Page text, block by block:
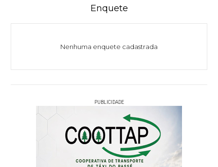
Enquete
Nenhuma enquete cadastrada
PUBLICIDADE